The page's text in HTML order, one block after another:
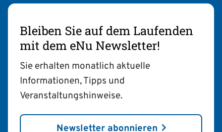
Bleiben Sie auf dem Laufenden
mit dem eNu Newsletter!
Sie erhalten monatlich aktuelle
Informationen, Tipps und
Veranstaltungshinweise.
Newsletter abonnieren